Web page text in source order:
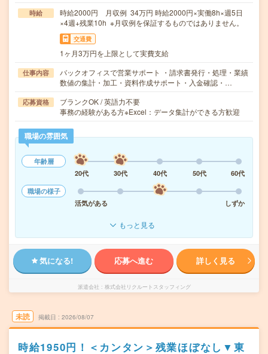
時給
時給2000円 月収例 34万円 時給2000円×実働8h×週5日
×4週+残業10h ※月収例を保証するものではありません。
交通費
1ヶ月3万円を上限として実費支給
仕事内容
バックオフィスで営業サポート ・請求書発行・処理・業績
数値の集計・加工・資料作成サポート・入金確認・…
応募資格
ブランクOK / 英語力不要
事務の経験がある方※Excel：データ集計ができる方歓迎
職場の雰囲気
年齢層
20代
30代 40代 50代
60代
職場の様子
活気がある
しずか
もっと見る
気になる! 応募へ進む 詳しく見る
派遣会社 株式会社リクルートスタッフィング
未読 掲載日 2026/08/07
時給1950円！＜カンタン＞残業ほぼなし▼東